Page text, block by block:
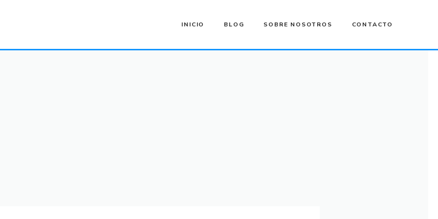
INICIO BLOG SOBRE NOSOTROS CONTACTO